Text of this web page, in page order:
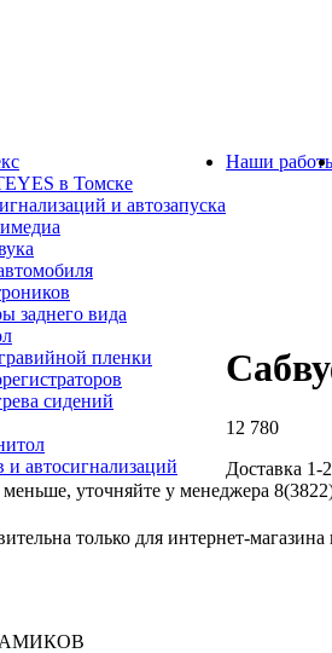
в Томске
и автозапуска
заднего вида
пленки
сидений
и автосигнализаций
Наши
12 780
Доставка 1-
уточняйте у менеджера
только для интернет-